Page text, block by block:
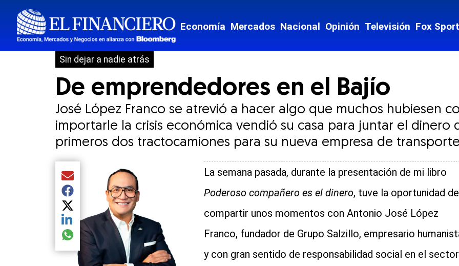
Economía Mercados Nacional Opinión Televisión Fox
SuscripcionesOpens in new window
Sin dejar a nadie atrás
De emprendedores en el Bajío
José López Franco se atrevió a hacer algo que muchos hubiesen
importarle la crisis económica vendió su casa para juntar el dinero
primeros dos tractocamiones para su nueva empresa de
Compartir el artículo actual mediante Email
Compartir el artículo actual mediante Facebook
Compartir el artículo actual mediante Twitter
Compartir el artículo actual mediante LinkedIn
Compartir el artículo actual mediante global.social-whatsapp
La semana pasada, durante la presentación de mi libro
Poderoso compañero es el dinero, tuve la oportunidad de
compartir unos momentos con Antonio José López
Franco, fundador de Grupo Salzillo, empresario
y con gran sentido de responsabilidad social en el sector